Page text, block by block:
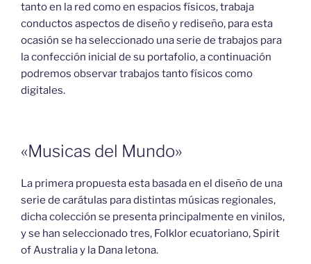
tanto en la red como en espacios físicos, trabaja
conductos aspectos de diseño y rediseño, para esta
ocasión se ha seleccionado una serie de trabajos para
la confección inicial de su portafolio, a continuación
podremos observar trabajos tanto físicos como
digitales.
«Musicas del Mundo»
La primera propuesta esta basada en el diseño de una
serie de carátulas para distintas músicas regionales,
dicha colección se presenta principalmente en vinilos,
y se han seleccionado tres, Folklor ecuatoriano, Spirit
of Australia y la Dana letona.